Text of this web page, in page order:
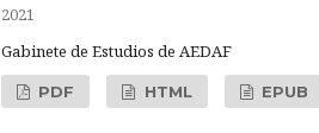
2021
Gabinete de Estudios de AEDAF
PDF HTML EPUB